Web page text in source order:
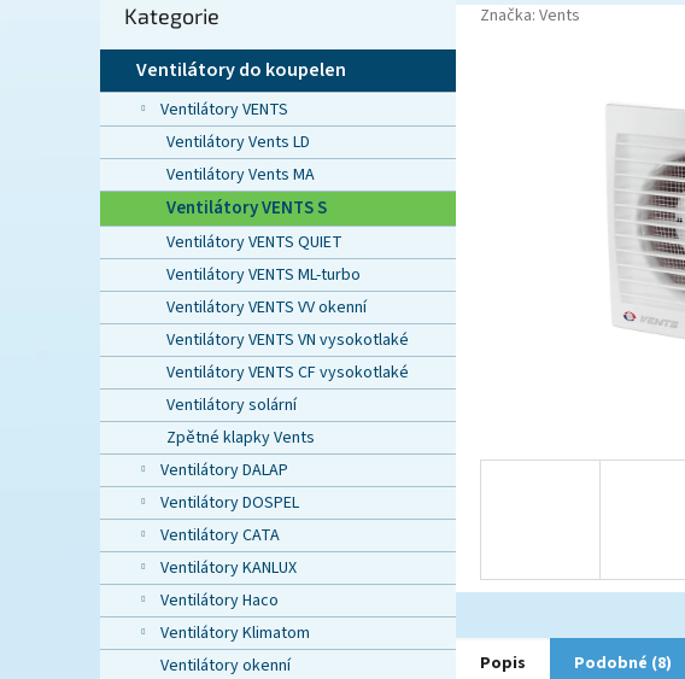
r
n
í
p
e
l
kategorie
Kategorie
Ventilátory do koupelen
Ventilátory VENTS
Ventilátory Vents LD
Ventilátory Vents MA
Ventilátory VENTS S
Ventilátory VENTS QUIET
Ventilátory VENTS ML-turbo
Ventilátory VENTS VV okenní
Ventilátory VENTS VN vysokotlaké
Ventilátory VENTS CF vysokotlaké
Ventilátory solární
Zpětné klapky Vents
Ventilátory DALAP
Ventilátory DOSPEL
Ventilátory CATA
Ventilátory KANLUX
Ventilátory Haco
Ventilátory Klimatom
Ventilátory okenní
Značka: Vents
Popis Podobné (8)